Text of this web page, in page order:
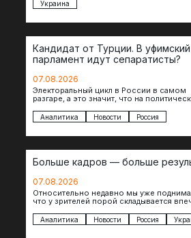
Украина
Кандидат от Турции. В уфимский
парламент идут сепаратисты?
07.08.2026
Электоральный цикл в России в самом
разгаре, а это значит, что на
сомнительной репутацией….
Аналитика Новости Россия
Больше кадров — больше
07.08.2026
Относительно недавно мы уже
что у зрителей порой складывается
Аналитика Новости Россия